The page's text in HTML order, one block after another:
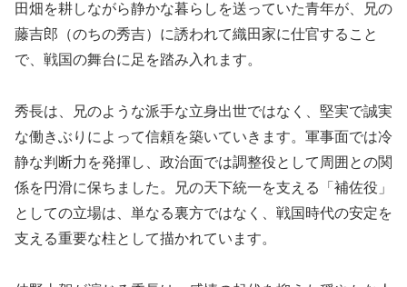
田畑を耕しながら静かな暮らしを送っていた青年が、兄の
藤吉郎（のちの秀吉）に誘われて織田家に仕官すること
で、戦国の舞台に足を踏み入れます。
秀長は、兄のような派手な立身出世ではなく、堅実で誠実
な働きぶりによって信頼を築いていきます。軍事面では冷
静な判断力を発揮し、政治面では調整役として周囲との関
係を円滑に保ちました。兄の天下統一を支える「補佐役」
としての立場は、単なる裏方ではなく、戦国時代の安定を
支える重要な柱として描かれています。